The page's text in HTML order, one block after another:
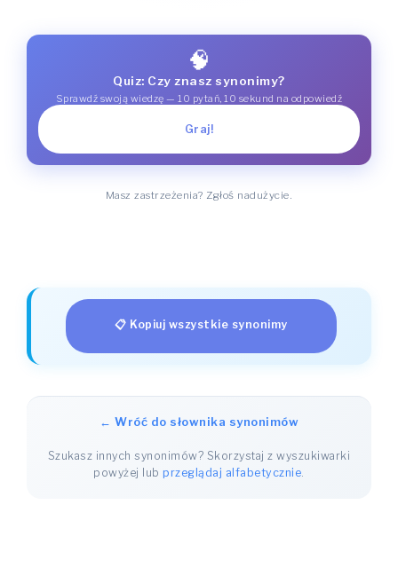
🧠
Quiz: Czy znasz synonimy?
Sprawdź swoją wiedzę — 10 pytań, 10 sekund na odpowiedź
Graj!
Masz zastrzeżenia? Zgłoś nadużycie.
📋 Kopiuj wszystkie synonimy
← Wróć do słownika synonimów
Szukasz innych synonimów? Skorzystaj z wyszukiwarki
powyżej lubprzeglądaj alfabetycznie